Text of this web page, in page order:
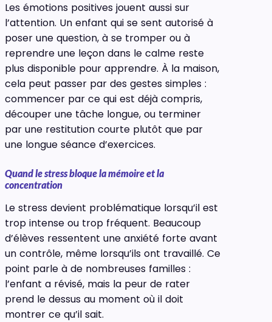
Les émotions positives jouent aussi sur
l’attention. Un enfant qui se sent autorisé à
poser une question, à se tromper ou à
reprendre une leçon dans le calme reste
plus disponible pour apprendre. À la maison,
cela peut passer par des gestes simples :
commencer par ce qui est déjà compris,
découper une tâche longue, ou terminer
par une restitution courte plutôt que par
une longue séance d’exercices.
Quand le stress bloque la mémoire et la
concentration
Le stress devient problématique lorsqu’il est
trop intense ou trop fréquent. Beaucoup
d’élèves ressentent une anxiété forte avant
un contrôle, même lorsqu’ils ont travaillé. Ce
point parle à de nombreuses familles :
l’enfant a révisé, mais la peur de rater
prend le dessus au moment où il doit
montrer ce qu’il sait.